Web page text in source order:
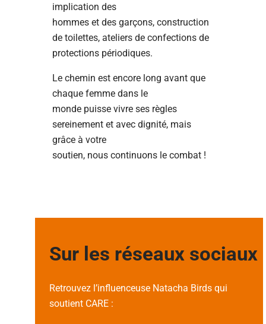
implication des
hommes et des garçons, construction
de toilettes, ateliers de confections de
protections périodiques.
Le chemin est encore long avant que
chaque femme dans le
monde puisse vivre ses règles
sereinement et avec dignité, mais
grâce à votre
soutien, nous continuons le combat !
Sur les réseaux sociaux
Retrouvez l’influenceuse Natacha Birds qui
soutient CARE :